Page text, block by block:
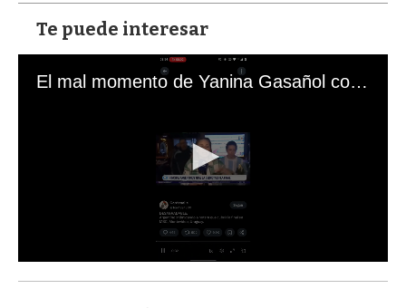
Te puede interesar
El mal momento de Yanina Gasañol con un hincha argentino en "Subrayado"
s